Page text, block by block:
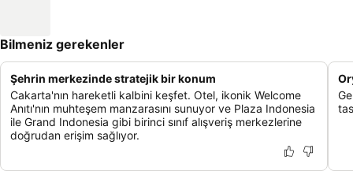
Bilmeniz gerekenler
Şehrin merkezinde stratejik bir konum
Cakarta'nın hareketli kalbini keşfet. Otel, ikonik Welcome
Anıtı'nın muhteşem manzarasını sunuyor ve Plaza Indonesia
ile Grand Indonesia gibi birinci sınıf alışveriş merkezlerine
doğrudan erişim sağlıyor.